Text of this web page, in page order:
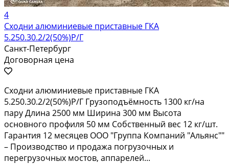
4
Сходни алюминиевые приставные ГКА
5.250.30.2/2(50%)Р/Г
Санкт-Петербург
Договорная цена
Сходни алюминиевые приставные ГКА
5.250.30.2/2(50%)Р/Г Грузоподъёмность 1300 кг/на
пару Длина 2500 мм Ширина 300 мм Высота
основного профиля 50 мм Собственный вес 12 кг/шт.
Гарантия 12 месяцев ООО "Группа Компаний "Альянс""
– Производство и продажа погрузочных и
перегрузочных мостов, аппарелей...